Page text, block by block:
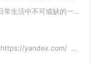
在数字时代，电子邮件已成为我们日常生活中不可或缺的一部分。无论是在工作、学习还是生活中，我们都需要一个安全、稳定、快速的邮箱服务来满足我们的需求。今天，我们将为您带来18个国内外免费邮箱大全，并附上登录链接，让您轻松获取您心仪的邮箱服务。...
俄罗斯引擎yandex免登录入口是：https://yandex.com/ 无须登录直接使用，接下来小编就来给大家详细介绍。 俄罗斯引擎yandex免登录入口 Yandex是俄罗斯最大的互联网公司之一，其拥有自己的搜索引...